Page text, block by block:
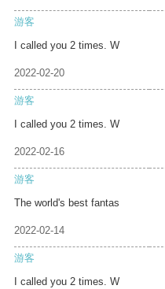
游客
I called you 2 times. W
2022-02-20
游客
I called you 2 times. W
2022-02-16
游客
The world's best fantas
2022-02-14
游客
I called you 2 times. W